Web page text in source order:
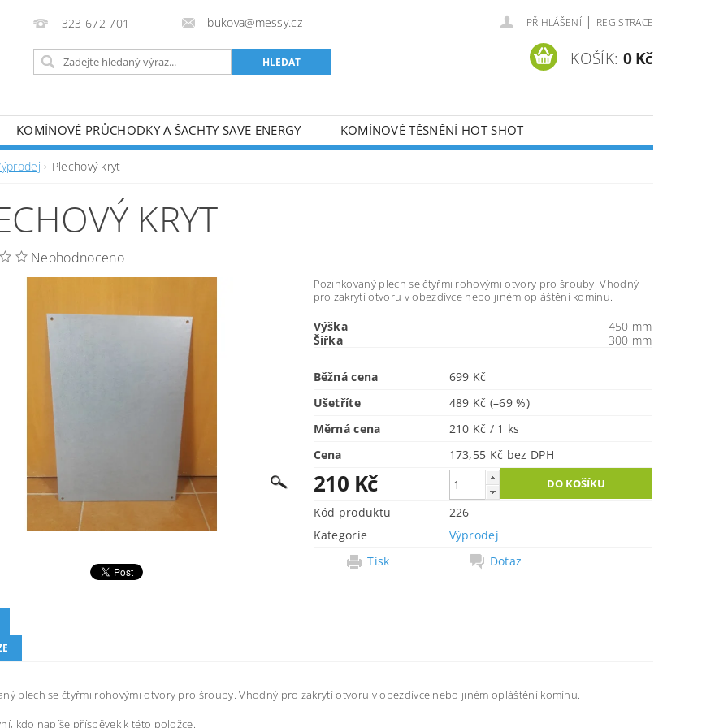
323 672 701 bukova@messy.cz PŘIHLÁŠENÍ | REGISTRACE
KOŠÍK: 0 Kč
KOMÍNOVÉ PRŮCHODKY A ŠACHTY SAVE ENERGY
KOMÍNOVÉ TĚSNĚNÍ HOT SHOT
METODICKÉ PŘÍRUČKY
Plechový kryt
KRYT
Neohodnoceno
Pozinkovaný plech se čtyřmi rohovými otvory pro šrouby. Vhodný
pro zakrytí otvoru v obezdívce nebo jiném opláštění komínu.
Výška
450 mm
Šířka
300 mm
Běžná cena
699 Kč
Ušetříte
489 Kč (–69 %)
Měrná cena
210 Kč / 1 ks
Cena
173,55 Kč bez DPH
210 Kč
Kód produktu
226
Kategorie
Výprodej
Tisk
Dotaz
plech se čtyřmi rohovými otvory pro šrouby. Vhodný pro zakrytí otvoru v obezdívce nebo jiném opláštění komínu.
kdo napíše příspěvek k této položce.